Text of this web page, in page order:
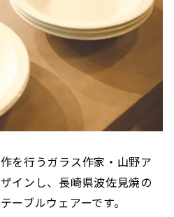
を行うガラス作家・山野ア
インし、長崎県波佐見焼の
ーブルウェアーです。